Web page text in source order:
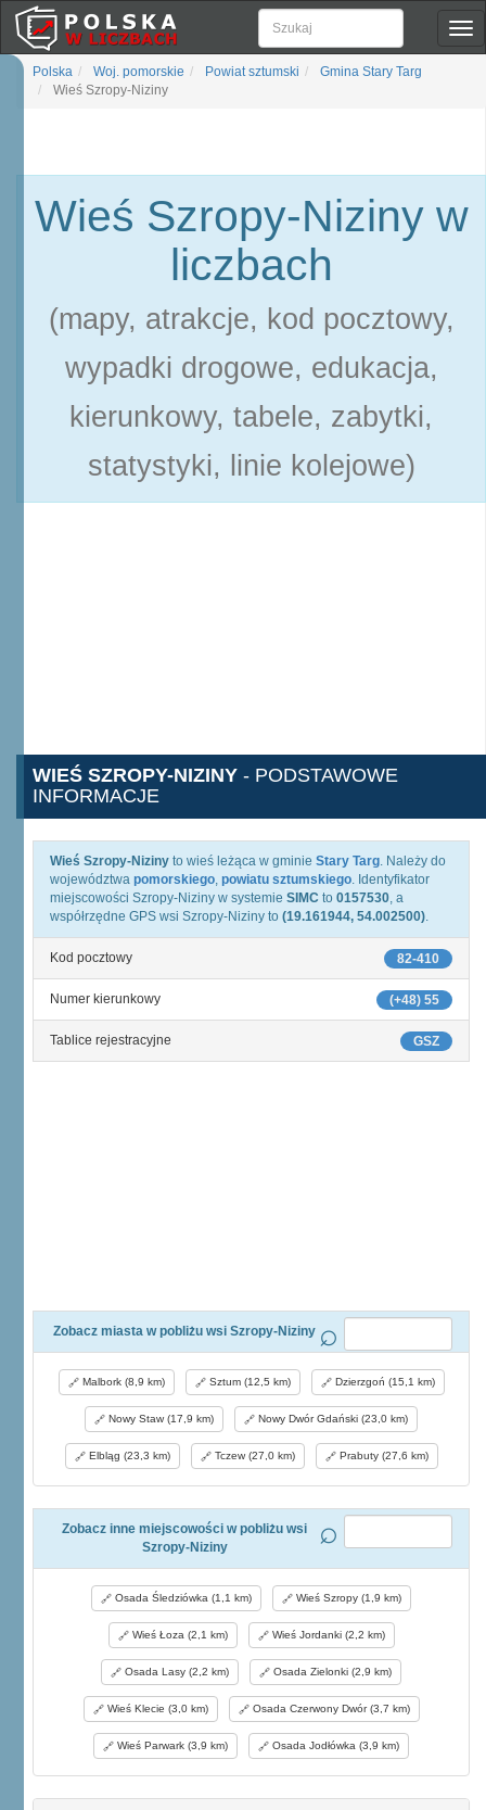
Polska Woj. pomorskie Powiat sztumski
Gmina Stary Targ
Wieś Szropy-Niziny
Wieś Szropy-Niziny w
liczbach
(mapy, atrakcje, kod pocztowy,
wypadki drogowe, edukacja,
kierunkowy, tabele, zabytki,
statystyki, linie kolejowe)
WIEŚ SZROPY-NIZINY - PODSTAWOWE
INFORMACJE
Wieś Szropy-Niziny to wieś leżąca w gminie Stary Targ. Należy do
województwa pomorskiego, powiatu sztumskiego. Identyfikator
miejscowości Szropy-Niziny w systemie SIMC to 0157530, a
współrzędne GPS wsi Szropy-Niziny to (19.161944, 54.002500).
82-410
Kod pocztowy
(+48) 55
Numer kierunkowy
GSZ
Tablice rejestracyjne
Zobacz miasta w pobliżu wsi Szropy-Niziny
Malbork (8,9 km) Sztum (12,5 km) Dzierzgoń (15,1 km)
Nowy Staw (17,9 km) Nowy Dwór Gdański (23,0 km)
Elbląg (23,3 km) Tczew (27,0 km) Prabuty (27,6 km)
Zobacz inne miejscowości w pobliżu wsi
Szropy-Niziny
Osada Śledziówka (1,1 km) Wieś Szropy (1,9 km)
Wieś Łoza (2,1 km) Wieś Jordanki (2,2 km)
Osada Lasy (2,2 km) Osada Zielonki (2,9 km)
Wieś Klecie (3,0 km) Osada Czerwony Dwór (3,7 km)
Wieś Parwark (3,9 km) Osada Jodłówka (3,9 km)